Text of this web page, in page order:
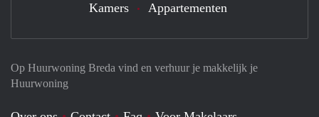
Op Huurwoning Breda vind en verhuur je makkelijk je
Huurwoning
Kamers Appartementen